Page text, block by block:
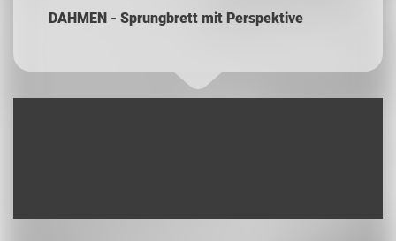
DAHMEN - Sprungbrett mit Perspektive